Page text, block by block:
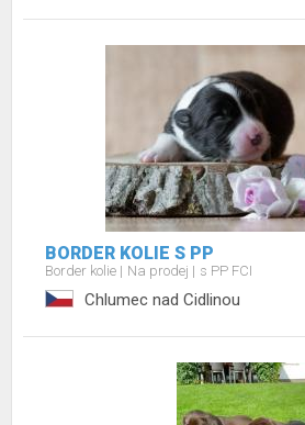
BORDER KOLIE S PP
Border kolie Na prodej s PP FCI
Chlumec nad Cidlinou